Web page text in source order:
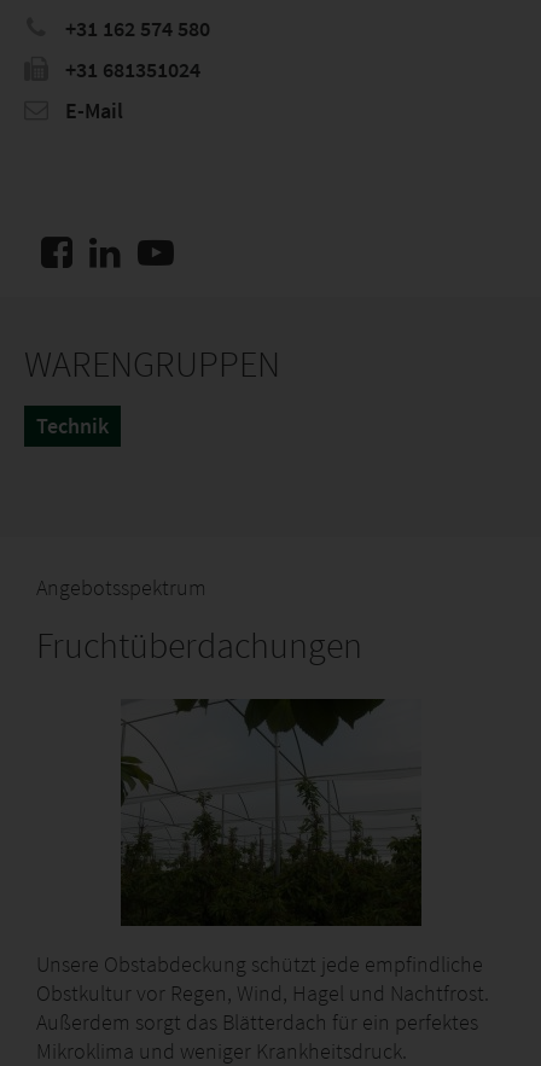
+31 162 574 580
+31 681351024
E-Mail
WARENGRUPPEN
Technik
Angebotsspektrum
Fruchtüberdachungen
Unsere Obstabdeckung schützt jede empfindliche
Obstkultur vor Regen, Wind, Hagel und Nachtfrost.
Außerdem sorgt das Blätterdach für ein perfektes
Mikroklima und weniger Krankheitsdruck.